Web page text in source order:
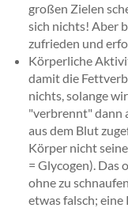
großen Zielen
sich nichts! Aber
zufrieden und
Körperliche
damit die
nichts, solange
"verbrennt" dann
aus dem Blut
Körper nicht
= Glycogen). Das
ohne zu
etwas falsch;